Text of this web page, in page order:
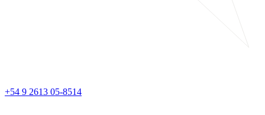
+54 9 2613 05-8514